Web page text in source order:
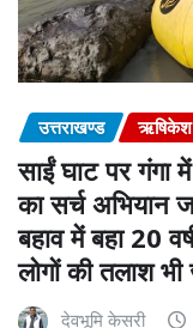
उत्तराखण्ड ऋषिकेश
साईं घाट पर गंगा
का सर्च अभियान
बहाव में बहा 20
लोगों की तलाश भी
देवभूमि केसरी